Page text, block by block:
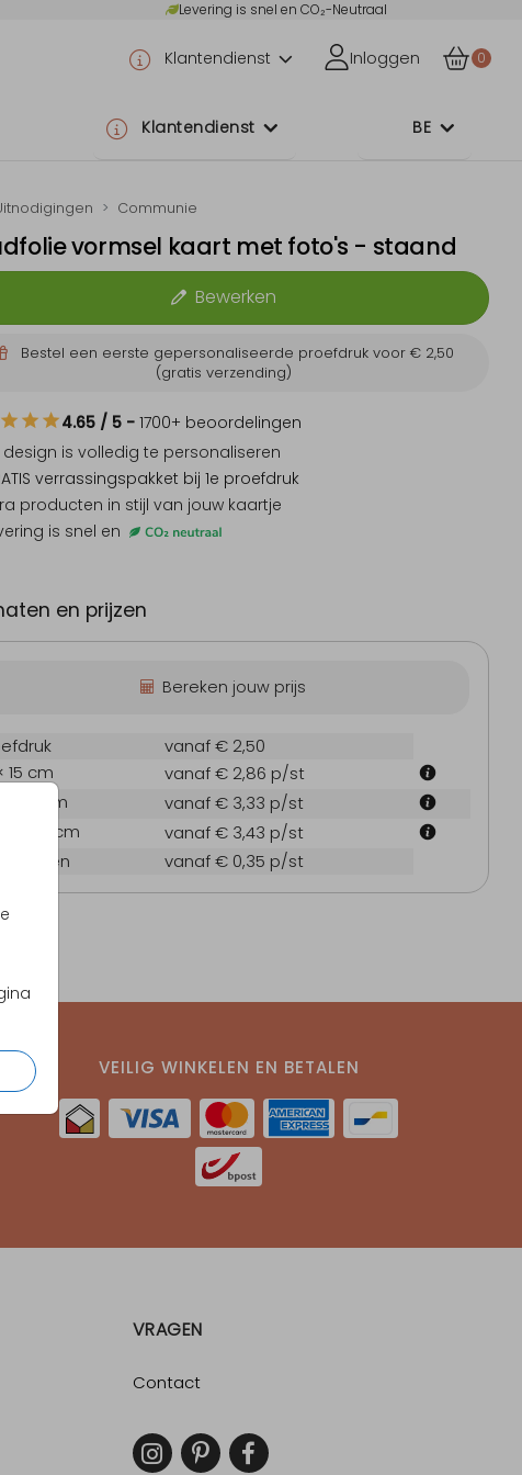
Levering is snel en CO₂-Neutraal
Klantendienst Inloggen 0
Klantendienst BE
Communie
vormsel kaart met foto's - staand
Bewerken
Bestel een eerste gepersonaliseerde proefdruk voor € 2,50
(gratis verzending)
4.65 / 5 - 1700+ beoordelingen
design is volledig te personaliseren
verrassingspakket bij 1e proefdruk
producten in stijl van jouw kaartje
is snel en
en prijzen
Bereken jouw prijs
vanaf € 2,50
15 cm
vanaf € 2,86 p/st
× 17.1 cm
vanaf € 3,33 p/st
× 21.6 cm
vanaf € 3,43 p/st
vanaf € 0,35 p/st
VEILIG WINKELEN EN BETALEN
VRAGEN
Contact